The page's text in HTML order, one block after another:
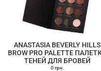
ANASTASIA BEVERLY HILLS
BROW PRO PALETTE
ТЕНЕЙ ДЛЯ БРОВЕЙ
0 грн.